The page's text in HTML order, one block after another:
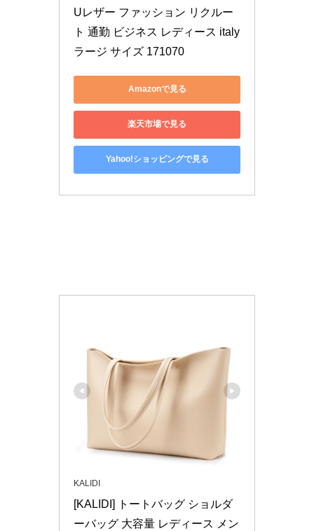
Uレザー ファッション リクルー
ト 通勤 ビジネス レディース italy
ラージ サイズ 171070
Amazonで見る
楽天市場で見る
Yahoo!ショッピングで見る
KALIDI
[KALIDI] トートバッグ ショルダ
ーバッグ 大容量 レディース メン